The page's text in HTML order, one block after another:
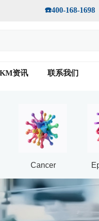
☎️400-168-1698
资讯 联系我们
Cancer